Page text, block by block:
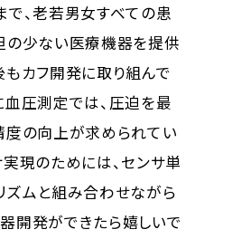
で、老若男女すべての患
の少ない医療機器を提供
もカフ開発に取り組んで
血圧測定では、圧迫を最
度の向上が求められてい
実現のためには、センサ単
ズムと組み合わせながら
開発ができたら嬉しいで